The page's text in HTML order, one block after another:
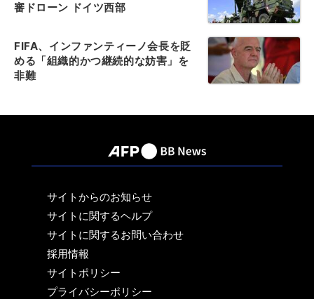
審ドローン ドイツ西部
FIFA、インファンティーノ会長を貶
める「組織的かつ継続的な妨害」を
非難
サイトからのお知らせ
サイトに関するヘルプ
サイトに関するお問い合わせ
採用情報
サイトポリシー
プライバシーポリシー